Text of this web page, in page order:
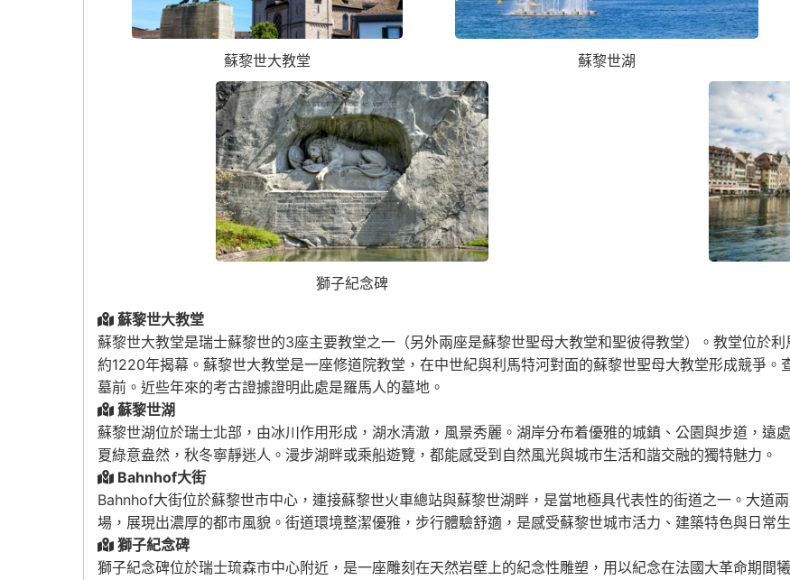
蘇黎世大教堂 蘇黎世湖
獅子紀念碑
蘇黎世大教堂
蘇黎世大教堂是瑞士蘇黎世的3座主要教堂之一（另外兩座是蘇黎世聖母大教堂和聖彼得教堂）。教堂位於
約1220年揭幕。蘇黎世大教堂是一座修道院教堂，在中世紀與利馬特河對面的蘇黎世聖母大教堂形成競爭
墓前。近些年來的考古證據證明此處是羅馬人的墓地。
蘇黎世湖
蘇黎世湖位於瑞士北部，由冰川作用形成，湖水清澈，風景秀麗。湖岸分布着優雅的城鎮、公園與步道，遠
夏綠意盎然，秋冬寧靜迷人。漫步湖畔或乘船遊覽，都能感受到自然風光與城市生活和諧交融的獨特魅力。
Bahnhof大街
Bahnhof大街位於蘇黎世市中心，連接蘇黎世火車總站與蘇黎世湖畔，是當地極具代表性的街道之一。大道
場，展現出濃厚的都市風貌。街道環境整潔優雅，步行體驗舒適，是感受蘇黎世城市活力、建築特色與日常
獅子紀念碑
獅子紀念碑位於瑞士琉森市中心附近，是一座雕刻在天然岩壁上的紀念性雕塑，用以紀念在法國大革命期間